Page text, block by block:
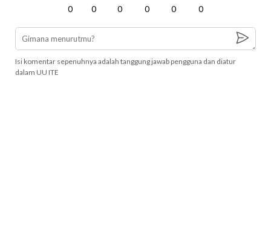
0 0 0 0 0 0
Isi komentar sepenuhnya adalah tanggung jawab pengguna dan diatur
dalam UU ITE